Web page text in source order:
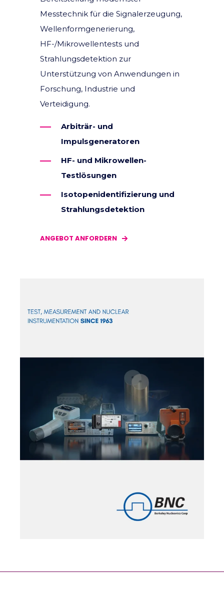
Messtechnik für die Signalerzeugung,
Wellenformgenerierung,
HF-/Mikrowellentests und
Strahlungsdetektion zur
Unterstützung von Anwendungen in
Forschung, Industrie und
Verteidigung.
Arbiträr- und
Impulsgeneratoren
HF- und Mikrowellen-
Testlösungen
Isotopenidentifizierung und
Strahlungsdetektion
ANGEBOT ANFORDERN